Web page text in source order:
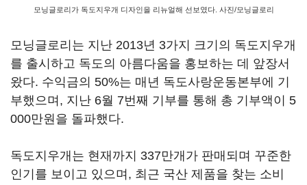
모닝글로리가 독도지우개 디자인을 리뉴얼해 선보였다. 사진/모닝글로리
모닝글로리는 지난 2013년 3가지 크기의 독도지우개
를 출시하고 독도의 아름다움을 홍보하는 데 앞장서
왔다. 수익금의 50%는 매년 독도사랑운동본부에 기
부했으며, 지난 6월 7번째 기부를 통해 총 기부액이 5
000만원을 돌파했다.
독도지우개는 현재까지 337만개가 판매되며 꾸준한
인기를 보이고 있으며, 최근 국산 제품을 찾는 소비